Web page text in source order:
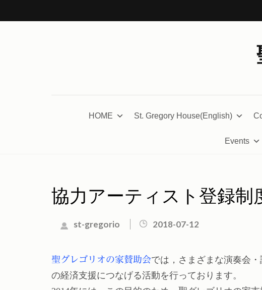
ン
HOME St. Gregory House(English)
Events
協力アーティスト登録制
st-gregorio 2018-07-12
聖グレゴリオの家賛助会では，さまざまな演奏会
の経済支援につなげる活動を行っております。